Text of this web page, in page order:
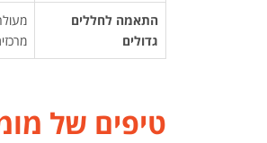
התאמה לחללים
גדולים
טיפים של